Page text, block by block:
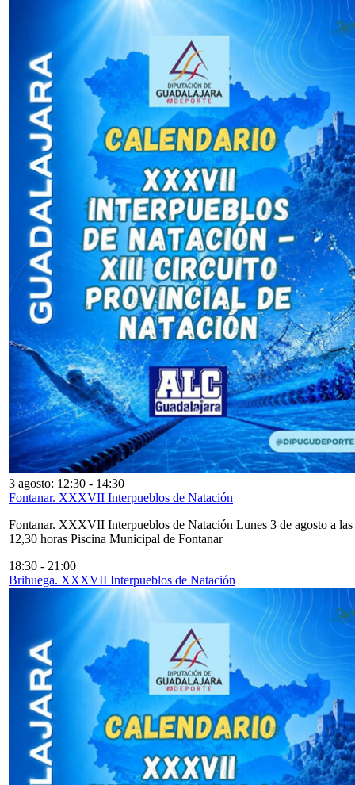
3 agosto: 12:30 - 14:30
Fontanar. XXXVII Interpueblos de Natación
Fontanar. XXXVII Interpueblos de Natación Lunes 3 de agosto a las
12,30 horas Piscina Municipal de Fontanar
18:30 - 21:00
Brihuega. XXXVII Interpueblos de Natación